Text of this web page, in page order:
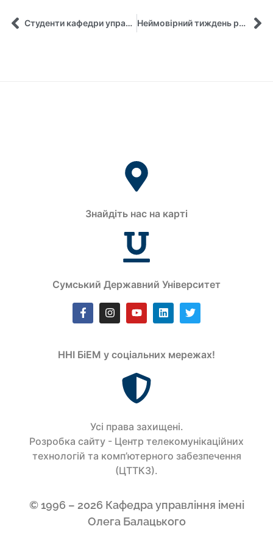
Студенти кафедри управління та проєкт #ВіртуальноРазом Неймовірний тиждень разом із практиками менеджменту!
Знайдіть нас на карті
Сумський Державний Університет
ННІ БіЕМ у соціальних мережах!
Усi права захищенi.
Розробка сайту - Центр телекомунікаційних
технологій та комп’ютерного забезпечення
(ЦТТКЗ).
© 1996 – 2026 Кафедра управління імені
Олега Балацького